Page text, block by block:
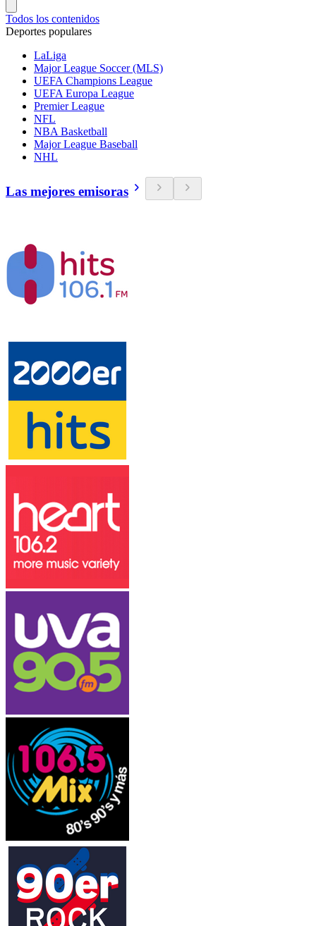
Todos los contenidos
Deportes populares
LaLiga
Major League Soccer (MLS)
UEFA Champions League
UEFA Europa League
Premier League
NFL
NBA Basketball
Major League Baseball
NHL
Las mejores emisoras